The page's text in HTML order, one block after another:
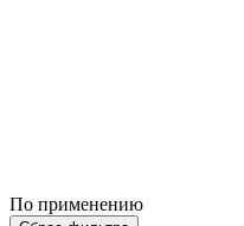
По применению